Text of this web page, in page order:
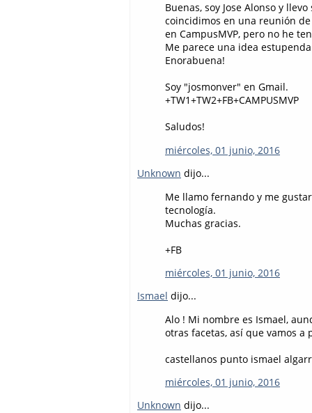
Buenas, soy Jose Alonso y
coincidimos en una reunión
en CampusMVP, pero no he
Me parece una idea
Enorabuena!
Soy "josmonver" en Gmail.
+TW1+TW2+FB+CAMPUSMVP
Saludos!
miércoles, 01 junio, 2016
Unknown dijo...
Me llamo fernando y me
tecnología.
Muchas gracias.
+FB
miércoles, 01 junio, 2016
Ismael dijo...
Alo ! Mi nombre es Ismael,
otras facetas, así que vamos a
castellanos punto ismael
miércoles, 01 junio, 2016
Unknown dijo...